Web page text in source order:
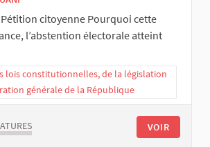
Pétition citoyenne Pourquoi cette
l’abstention électorale atteint
lois constitutionnelles, de la législation
générale de la République
VOIR